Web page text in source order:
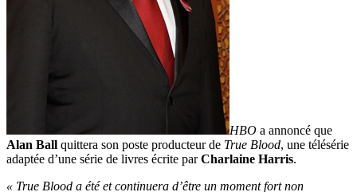
HBO a annoncé que
Alan Ball quittera son poste producteur de True Blood, une télésérie
adaptée d’une série de livres écrite parCharlaine Harris.
« True Blood a été et continuera d’être un moment fort non